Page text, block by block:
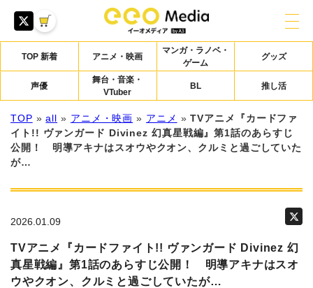
TOP 新着 アニメ・映画
マンガ・ラノベ・
ゲーム
グッズ
声優
舞台・音楽・
VTuber
BL 推し活
TOP »all » アニメ・映画 » アニメ »TVアニメ『カードファ
イト!! ヴァンガード Divinez 幻真星戦編』第1話のあらすじ
公開！ 明導アキナはスオウやクオン、クルミと過ごしていた
が…
2026.01.09
TVアニメ『カードファイト!! ヴァンガード Divinez 幻
真星戦編』第1話のあらすじ公開！ 明導アキナはスオ
ウやクオン、クルミと過ごしていたが…